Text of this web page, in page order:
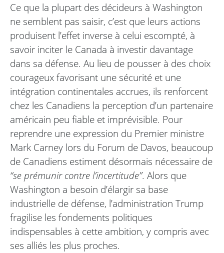
Ce que la plupart des décideurs à Washington
ne semblent pas saisir, c’est que leurs actions
produisent l’effet inverse à celui escompté, à
savoir inciter le Canada à investir davantage
dans sa défense. Au lieu de pousser à des choix
courageux favorisant une sécurité et une
intégration continentales accrues, ils renforcent
chez les Canadiens la perception d’un partenaire
américain peu fiable et imprévisible. Pour
reprendre une expression du Premier ministre
Mark Carney lors du Forum de Davos, beaucoup
de Canadiens estiment désormais nécessaire de
“se prémunir contre l’incertitude”. Alors que
Washington a besoin d’élargir sa base
industrielle de défense, l’administration Trump
fragilise les fondements politiques
indispensables à cette ambition, y compris avec
ses alliés les plus proches.